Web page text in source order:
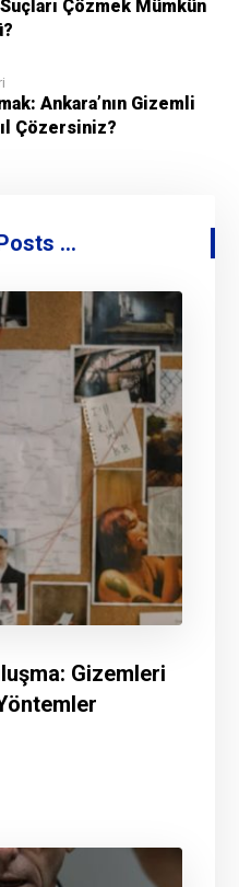
Çözmek Mümkün
Ankara’nın Gizemli
Çözersiniz?
...
Gizemleri